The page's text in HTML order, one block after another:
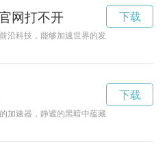
网打不开
沿科技，能够加速世界的发展。本文将带
下载
加速器，静谧的黑暗中蕴藏着无限的光明与
下载